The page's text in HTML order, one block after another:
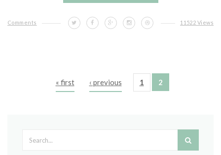
Comments 11522 Views
« first ‹ previous 1 2